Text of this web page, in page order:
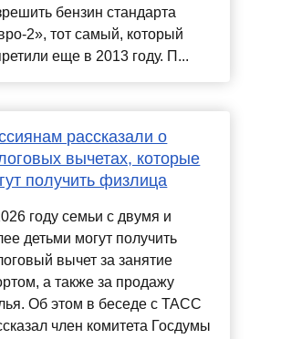
бензин стандарта
2», тот самый, который
еще в 2013 году. П...
рассказали о
вычетах, которые
получить физлица
году семьи с двумя и
детьми могут получить
вычет за занятие
а также за продажу
Об этом в беседе с ТАСС
член комитета Госдумы